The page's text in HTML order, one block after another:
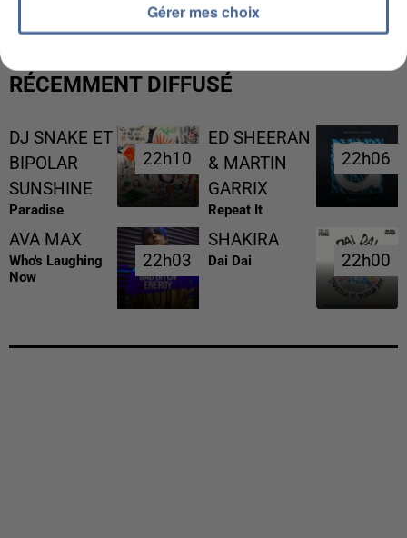
RÉCEMMENT DIFFUSÉ
DJ SNAKE ET
BIPOLAR
SUNSHINE
Paradise
22h10
22h10
ED SHEERAN
& MARTIN
GARRIX
Repeat It
22h06
22h06
AVA MAX
Who's Laughing
Now
22h03
22h03
SHAKIRA
Dai Dai 22h00
22h00
Gérer mes choix